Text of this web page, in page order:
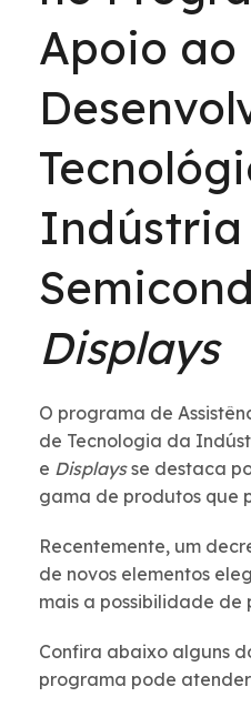
Apoio ao
Indústria
Displays
O programa de
de Tecnologia da
e Displaysse destaca
gama de produtos que
Recentemente, um
de novos elementos
mais a possibilidade
Confira abaixo alguns
programa pode